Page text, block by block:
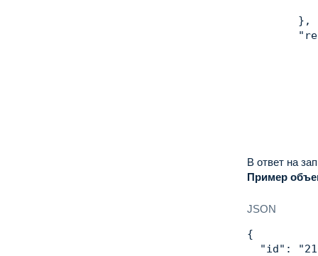
        },
        },
        }
      }'
В ответ на
Пример
JSON
{
"id" :